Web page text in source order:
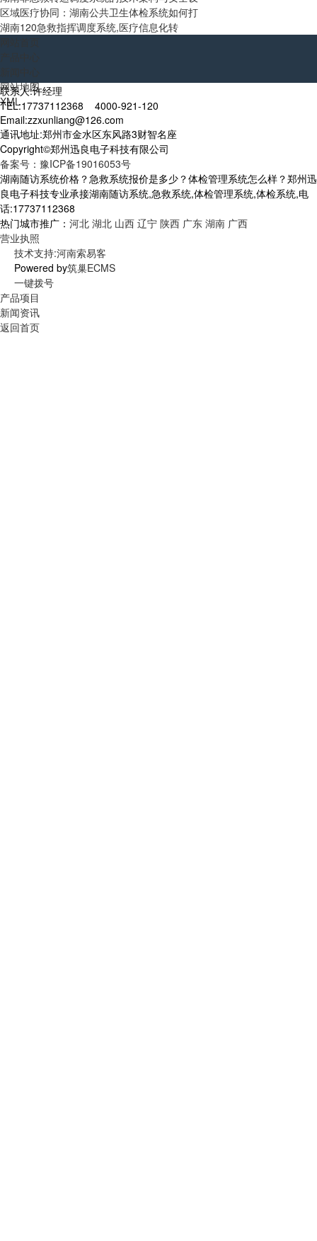
区域医疗协同：湖南公共卫生体检系统如何打
湖南120急救指挥调度系统,医疗信息化转
网站地图
XML
联系人:许经理
TEL:17737112368 4000-921-120
Email:zzxunliang@126.com
通讯地址:郑州市金水区东风路3财智名座
Copyright©郑州迅良电子科技有限公司
备案号：豫ICP备19016053号
湖南随访系统价格？急救系统报价是多少？体检管理系统怎么样？郑州迅
良电子科技专业承接湖南随访系统,急救系统,体检管理系统,体检系统,电
话:17737112368
热门城市推广： 河北 湖北 山西 辽宁 陕西 广东 湖南 广西
营业执照
技术支持:河南索易客
Powered by筑巢ECMS
一键拨号
产品项目
新闻资讯
返回首页